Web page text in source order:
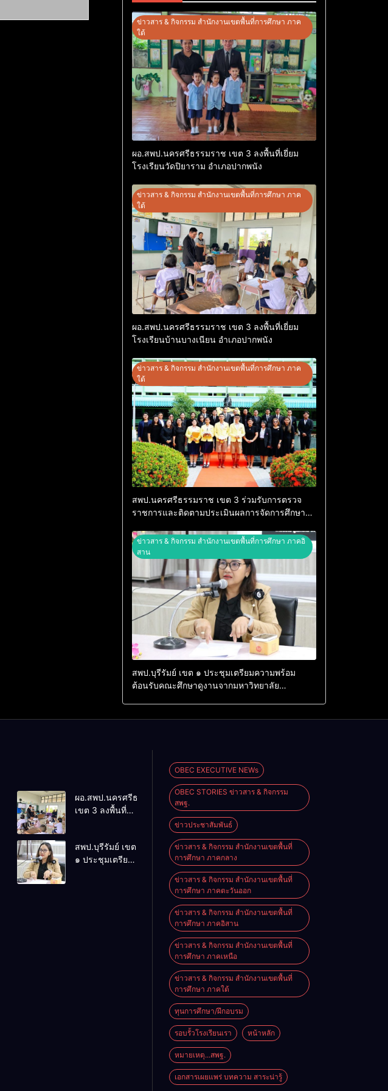
ข่าวสาร & กิจกรรม สำนักงานเขตพื้นที่การศึกษา ภาค
ใต้
ผอ.สพป.นครศรีธรรมราช เขต 3 ลงพื้นที่เยี่ยม
โรงเรียนวัดปิยาราม อำเภอปากพนัง
ข่าวสาร & กิจกรรม สำนักงานเขตพื้นที่การศึกษา ภาค
ใต้
ผอ.สพป.นครศรีธรรมราช เขต 3 ลงพื้นที่เยี่ยม
โรงเรียนบ้านบางเนียน อำเภอปากพนัง
ข่าวสาร & กิจกรรม สำนักงานเขตพื้นที่การศึกษา ภาค
ใต้
สพป.นครศรีธรรมราช เขต 3 ร่วมรับการตรวจ
ราชการและติดตามประเมินผลการจัดการศึกษา
ข่าวสาร & กิจกรรม สำนักงานเขตพื้นที่การศึกษา ภาคอิ
สาน
สพป.บุรีรัมย์ เขต ๑ ประชุมเตรียมความพร้อม
ต้อนรับคณะศึกษาดูงานจากมหาวิทยาลัย
รมราช
ผอ.สพป.นครศรีธรรมราช
เขต 3 ลงพื้นที่
อำเภอปากพนัง
ราช
สพป.บุรีรัมย์ เขต
๑ ประชุมเตรียม
OBEC EXECUTIVE NEWs
OBEC STORIES ข่าวสาร & กิจกรรม
สพฐ.
ข่าวประชาสัมพันธ์
ข่าวสาร & กิจกรรม สำนักงานเขตพื้นที่
การศึกษา ภาคกลาง
ข่าวสาร & กิจกรรม สำนักงานเขตพื้นที่
การศึกษา ภาคตะวันออก
ข่าวสาร & กิจกรรม สำนักงานเขตพื้นที่
การศึกษา ภาคอิสาน
ข่าวสาร & กิจกรรม สำนักงานเขตพื้นที่
การศึกษา ภาคเหนือ
ข่าวสาร & กิจกรรม สำนักงานเขตพื้นที่
การศึกษา ภาคใต้
ทุนการศึกษา/ฝึกอบรม
รอบรั้วโรงเรียนเรา หน้าหลัก
หมายเหตุ...สพฐ.
เอกสารเผยแพร่ บทความ สาระน่ารู้